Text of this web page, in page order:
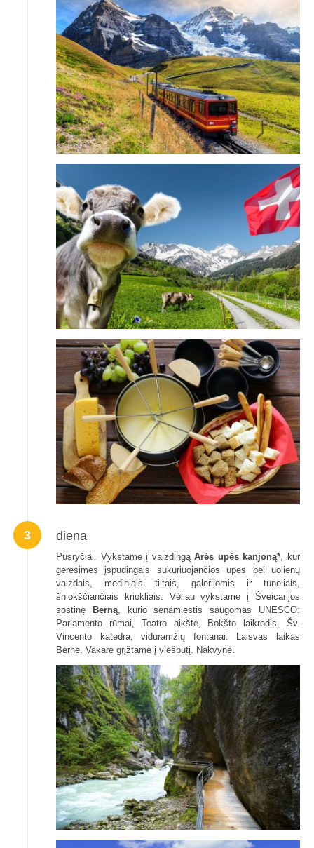
3 diena
Pusryčiai. Vykstame į vaizdingąArės upės kanjoną*, kur
gėrėsimės įspūdingais sūkuriuojančios upės bei uolienų
vaizdais, mediniais tiltais, galerijomis ir tuneliais,
šniokščiančiais kriokliais. Vėliau vykstame į Šveicarijos
sostinę Berną, kurio senamiestis saugomas UNESCO:
Parlamento rūmai, Teatro aikštė, Bokšto laikrodis, Šv.
Vincento katedra, viduramžių fontanai. Laisvas laikas
Berne. Vakare grįžtame į viešbutį. Nakvynė.